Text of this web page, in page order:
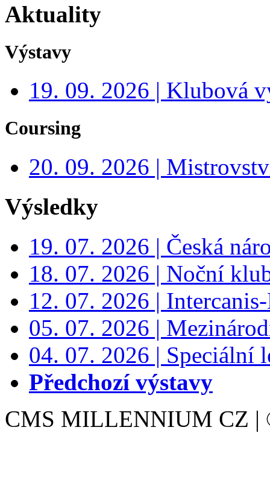
Aktuality
Výstavy
19. 09. 2026 | Klubová
Coursing
20. 09. 2026 |
Výsledky
19. 07. 2026 | Česká
18. 07. 2026 | Noční
12. 07. 2026 |
05. 07. 2026 |
04. 07. 2026 | Speciální
Předchozí výstavy
CMS MILLENNIUM CZ |